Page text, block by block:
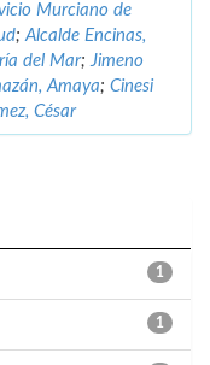
Murciano de
;Alcalde Encinas,
del Mar;Jimeno
Amaya; Cinesi
César
1
1